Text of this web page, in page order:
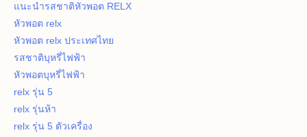
แนะนำรสชาติหัวพอต RELX
หัวพอต relx
หัวพอต relx ประเทศไทย
รสชาติบุหรี่ไฟฟ้า
หัวพอตบุหรี่ไฟฟ้า
relx รุ่น 5
relx รุ่นห้า
relx รุ่น 5 ตัวเครื่อง